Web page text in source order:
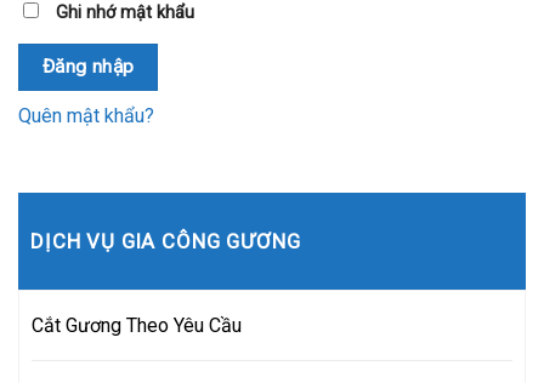
Ghi nhớ mật khẩu
Đăng nhập
Quên mật khẩu?
DỊCH VỤ GIA CÔNG GƯƠNG
Cắt Gương Theo Yêu Cầu